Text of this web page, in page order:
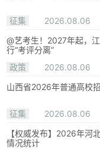
征集 2026.08.06
@艺考生！2027年起，
行“考评分离”
政策
2026.08.06
山西省2026年普通高校
征集 2026.08.06
【权威发布】2026年河
情况统计